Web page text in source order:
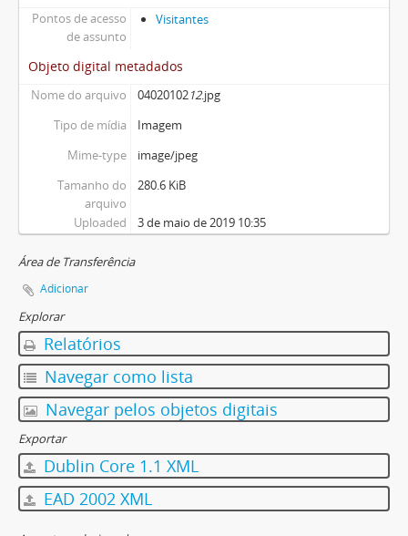
Pontos de acesso
de assunto
Visitantes
Objeto digital metadados
Nome do arquivo 0402010212.jpg
Tipo de mídia
Imagem
Mime-type
image/jpeg
Tamanho do
arquivo
280.6 KiB
Uploaded 3 de maio de 2019 10:35
Área de Transferência
Adicionar
Explorar
Relatórios
Navegar como lista
Navegar pelos objetos digitais
Exportar
Dublin Core 1.1 XML
EAD 2002 XML